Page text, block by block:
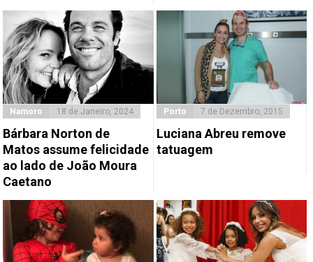
Namoro 18 de Janeiro, 2024
Bárbara Norton de
Matos assume felicidade
ao lado de João Moura
Caetano
Porto 7 de Dezembro, 2015
Luciana Abreu remove
tatuagem